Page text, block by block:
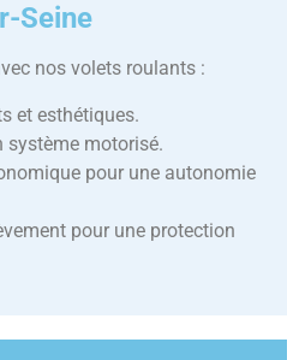
Seine
nos volets roulants :
et esthétiques.
système motorisé.
pour une autonomie
pour une protection